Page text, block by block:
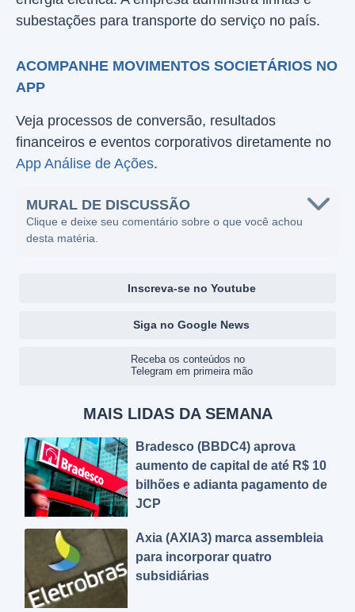
subestações para transporte do serviço no país.
ACOMPANHE MOVIMENTOS SOCIETÁRIOS NO
APP
Veja processos de conversão, resultados
financeiros e eventos corporativos diretamente no
App Análise de Ações.
MURAL DE DISCUSSÃO
Clique e deixe seu comentário sobre o que você achou
desta matéria.
Inscreva-se no Youtube
Siga no Google News
Receba os conteúdos no
Telegram em primeira mão
MAIS LIDAS DA SEMANA
Bradesco (BBDC4) aprova
aumento de capital de até R$ 10
bilhões e adianta pagamento de
JCP
Axia (AXIA3) marca assembleia
para incorporar quatro
subsidiárias